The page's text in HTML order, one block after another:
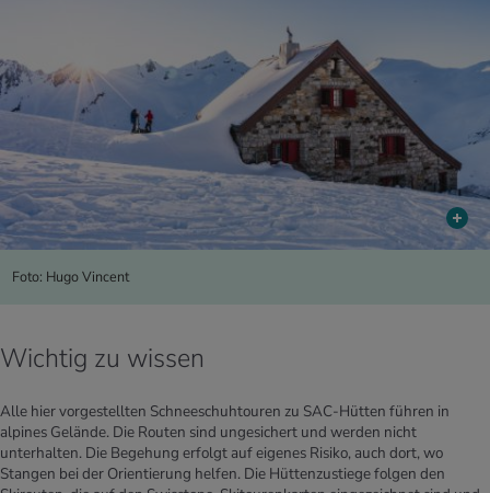
Foto: Hugo Vincent
Wichtig zu wissen
Alle hier vorgestellten Schneeschuhtouren zu SAC-Hütten führen in
alpines Gelände. Die Routen sind ungesichert und werden nicht
unterhalten. Die Begehung erfolgt auf eigenes Risiko, auch dort, wo
Stangen bei der Orientierung helfen. Die Hüttenzustiege folgen den